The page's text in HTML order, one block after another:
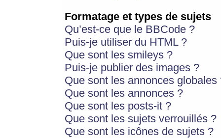
Formatage et types de sujets
Qu’est-ce que le BBCode ?
Puis-je utiliser du HTML ?
Que sont les smileys ?
Puis-je publier des images ?
Que sont les annonces globales
Que sont les annonces ?
Que sont les posts-it ?
Que sont les sujets verrouillés ?
Que sont les icônes de sujets ?